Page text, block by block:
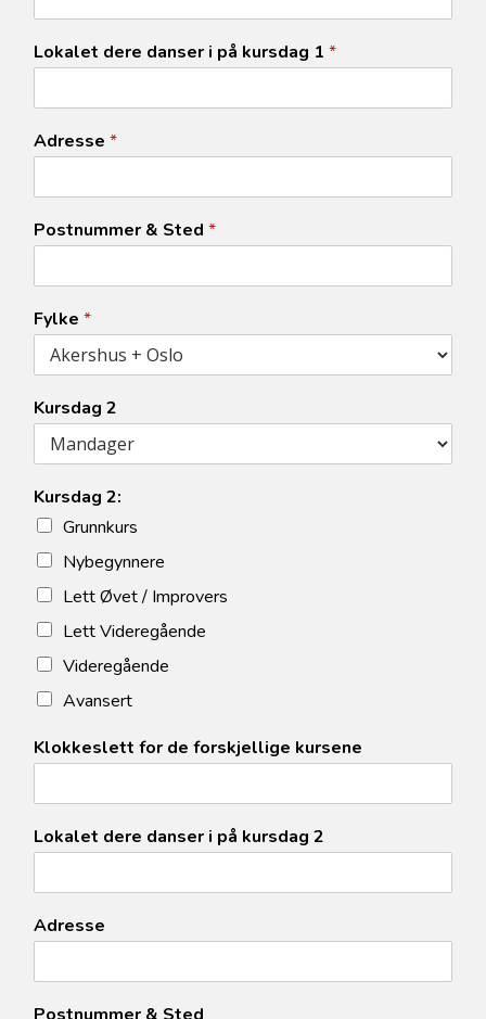
Lokalet dere danser i på kursdag 1 *
Adresse *
Postnummer & Sted *
Fylke *
Kursdag 2
Kursdag 2:
Grunnkurs
Nybegynnere
Lett Øvet / Improvers
Lett Videregående
Videregående
Avansert
Klokkeslett for de forskjellige kursene
Lokalet dere danser i på kursdag 2
Adresse